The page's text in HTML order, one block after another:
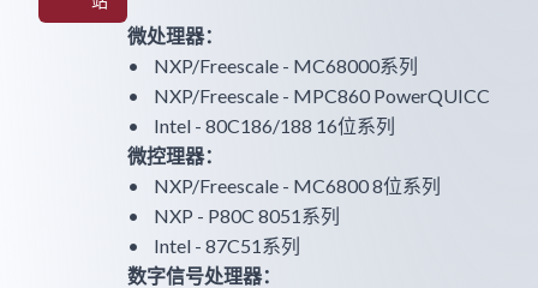
微处理器：
• NXP/Freescale - MC68000系列
• NXP/Freescale - MPC860 PowerQUICC
• Intel - 80C186/188 16位系列
微控理器：
• NXP/Freescale - MC6800 8位系列
• NXP - P80C 8051系列
• Intel - 87C51系列
数字信号处理器：